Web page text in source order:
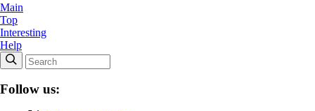
Main
Top
Interesting
Help
Follow us: